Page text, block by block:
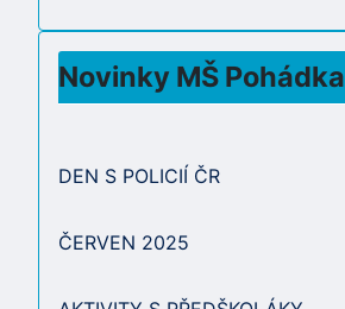
Novinky MŠ Pohádka
DEN S POLICIÍ ČR
ČERVEN 2025